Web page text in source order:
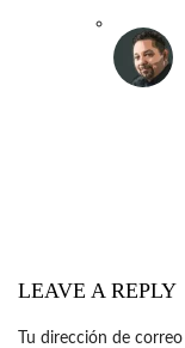
LEAVE A REPLY
Tu dirección de